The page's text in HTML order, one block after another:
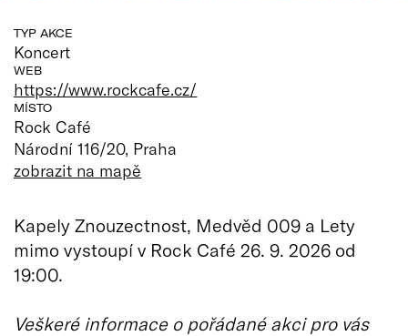
TYP AKCE
Koncert
WEB
https://www.rockcafe.cz/
MÍSTO
Rock Café
Národní 116/20, Praha
zobrazit na mapě
Kapely Znouzectnost, Medvěd 009 a Lety
mimo vystoupí v Rock Café 26. 9. 2026 od
19:00.
Veškeré informace o pořádané akci pro vás